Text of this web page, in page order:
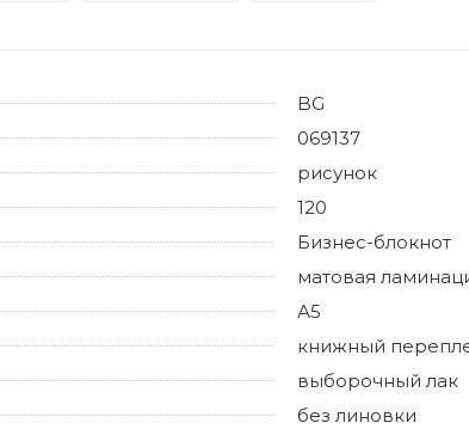
BG
069137
рисунок
120
Бизнес-блокнот
матовая
А5
книжный
выборочный лак
без линовки